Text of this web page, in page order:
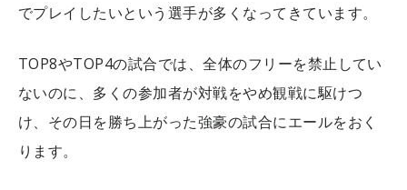
でプレイしたいという選手が多くなってきています。
TOP8やTOP4の試合では、全体のフリーを禁止してい
ないのに、多くの参加者が対戦をやめ観戦に駆けつ
け、その日を勝ち上がった強豪の試合にエールをおく
ります。